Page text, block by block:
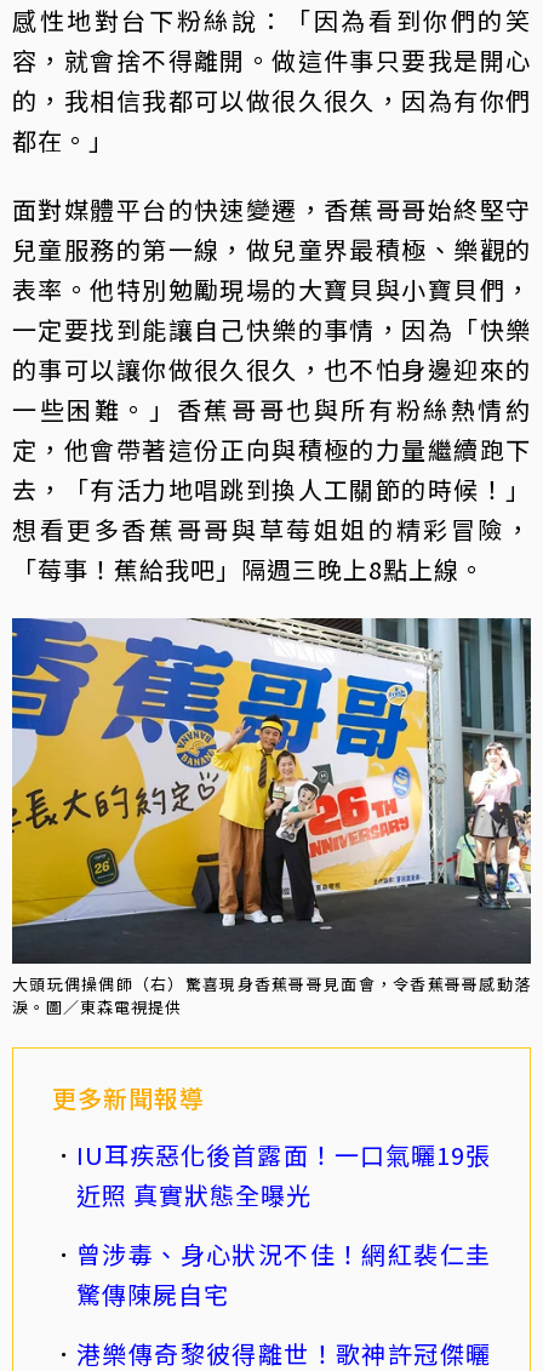
感性地對台下粉絲說：「因為看到你們的笑
容，就會捨不得離開。做這件事只要我是開心
的，我相信我都可以做很久很久，因為有你們
都在。」
面對媒體平台的快速變遷，香蕉哥哥始終堅守
兒童服務的第一線，做兒童界最積極、樂觀的
表率。他特別勉勵現場的大寶貝與小寶貝們，
一定要找到能讓自己快樂的事情，因為「快樂
的事可以讓你做很久很久，也不怕身邊迎來的
一些困難。」香蕉哥哥也與所有粉絲熱情約
定，他會帶著這份正向與積極的力量繼續跑下
去，「有活力地唱跳到換人工關節的時候！」
想看更多香蕉哥哥與草莓姐姐的精彩冒險，
「莓事！蕉給我吧」隔週三晚上8點上線。
大頭玩偶操偶師（右）驚喜現身香蕉哥哥見面會，令香蕉哥哥感動落
淚。圖／東森電視提供
更多新聞報導
IU耳疾惡化後首露面！一口氣曬19張
近照 真實狀態全曝光
曾涉毒、身心狀況不佳！網紅裴仁圭
驚傳陳屍自宅
港樂傳奇黎彼得離世！歌神許冠傑曬